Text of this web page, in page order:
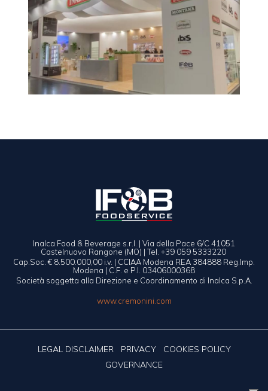
Inalca Food & Beverage s.r.l. | Via della Pace 6/C 41051
Castelnuovo Rangone (MO) | Tel. +39 059 5333220
Cap.Soc. € 8.500.000,00 i.v. | CCIAA Modena REA 384888 Reg.Imp.
Modena | C.F. e P.I. 03406000368
Società soggetta alla Direzione e Coordinamento di Inalca S.p.A.
www.cremonini.com
LEGAL DISCLAIMER PRIVACY
COOKIES POLICY
GOVERNANCE